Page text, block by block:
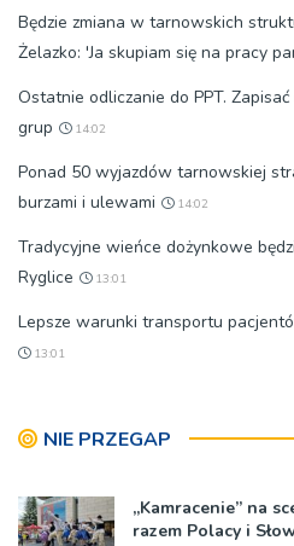
Będzie zmiana w tarnowskich
Żelazko: 'Ja skupiam się na pracy
Ostatnie odliczanie do PPT.
grup
14:02
Ponad 50 wyjazdów tarnowskiej
burzami i ulewami
14:02
Tradycyjne wieńce dożynkowe
Ryglice
13:01
Lepsze warunki transportu
13:01
NIE PRZEGAP
„Kamracenie” na
razem Polacy i